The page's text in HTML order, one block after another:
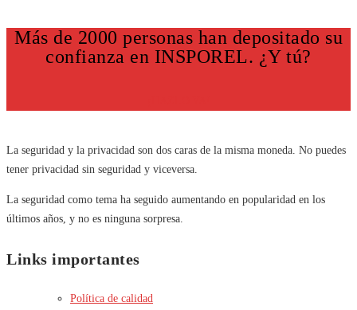
Más de 2000 personas han depositado su
confianza en INSPOREL. ¿Y tú?
La seguridad y la privacidad son dos caras de la misma moneda. No puedes
tener privacidad sin seguridad y viceversa.
La seguridad como tema ha seguido aumentando en popularidad en los
últimos años, y no es ninguna sorpresa.
Links importantes
Política de calidad